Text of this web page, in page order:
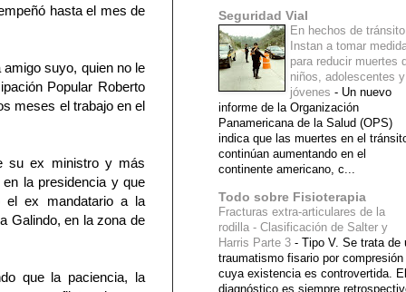
hasta el mes de
suyo, quien no le
Popular Roberto
meses el trabajo en el
su ex ministro y más
la presidencia y que
el ex mandatario a la
Galindo, en la zona de
que la paciencia, la
Seguridad Vial
En hechos de tránsito
Instan a tomar
para reducir muertes
niños, adolescentes y
jóvenes - Un nuevo
informe de la Organización
Panamericana de la Salud (OPS)
indica que las muertes en el
continúan aumentando en el
continente americano, c...
Todo sobre Fisioterapia
Fracturas extra-articulares de la
rodilla - Clasificación de Salter y
Harris Parte 3 - Tipo V. Se trata de
traumatismo fisario por compresión
cuya existencia es controvertida. El
diagnóstico es siempre